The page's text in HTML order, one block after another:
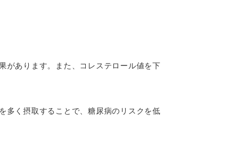
があります。また、コレステロール値を下
多く摂取することで、糖尿病のリスクを低